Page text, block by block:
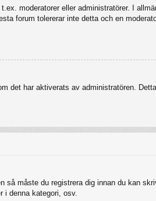
moderatorer eller administratörer. I
forum tolererar inte detta och en
det har aktiverats av administratören.
måste du registrera dig innan du kan
i denna kategori, osv.